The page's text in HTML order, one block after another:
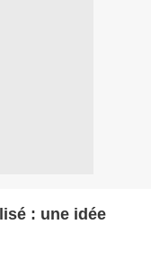
: une idée